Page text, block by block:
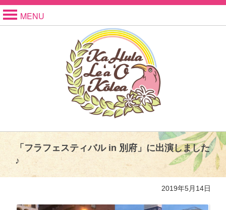
MENU
「フラフェスティバル in 別府」に出演しました
♪
2019年5月14日